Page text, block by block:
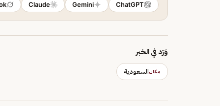
ChatGPT
Gemini
Claude
وَرَد في الخبر
مكانالسعودية